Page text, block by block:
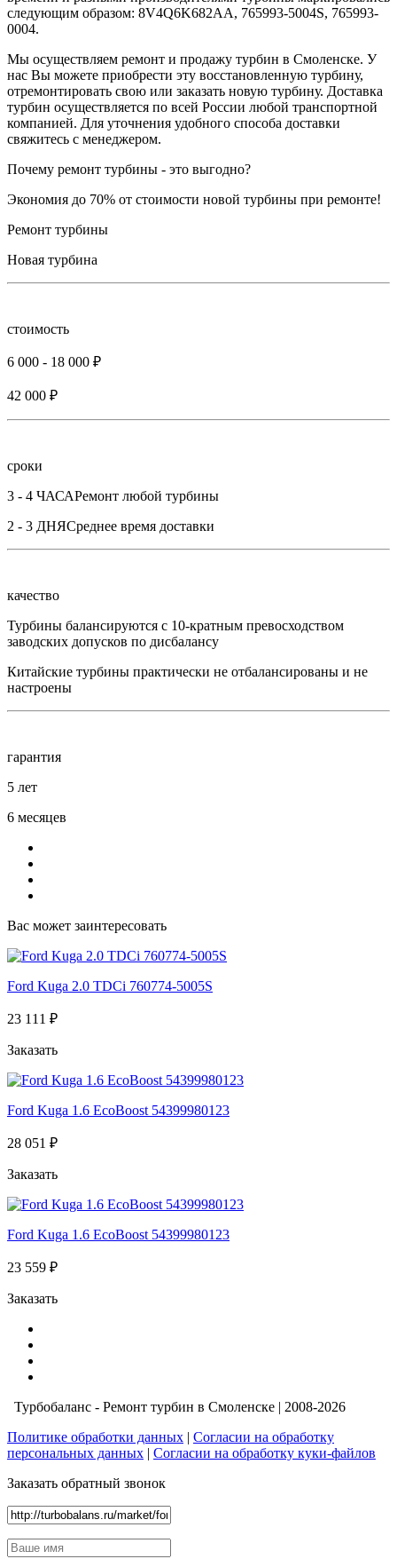
следующим образом: 8V4Q6K682AA, 765993-5004S, 765993-
0004.
Мы осуществляем ремонт и продажу турбин в Смоленске. У
нас Вы можете приобрести эту восстановленную турбину,
отремонтировать свою или заказать новую турбину. Доставка
турбин осуществляется по всей России любой транспортной
компанией. Для уточнения удобного способа доставки
свяжитесь с менеджером.
Почему ремонт турбины - это выгодно?
Экономия до 70% от стоимости новой турбины при ремонте!
Ремонт турбины
Новая турбина
стоимость
6 000 - 18 000 ₽
42 000 ₽
сроки
3 - 4 ЧАСАРемонт любой турбины
2 - 3 ДНЯСреднее время доставки
качество
Турбины балансируются с 10-кратным превосходством
заводских допусков по дисбалансу
Китайские турбины практически не отбалансированы и не
настроены
гарантия
5 лет
6 месяцев
Вас может заинтересовать
Ford Kuga 2.0 TDCi 760774-5005S
23 111 ₽
Заказать
Ford Kuga 1.6 EcoBoost 54399980123
28 051 ₽
Заказать
Ford Kuga 1.6 EcoBoost 54399980123
23 559 ₽
Заказать
Турбобаланс - Ремонт турбин в Смоленске | 2008-2026
Политике обработки данных | Согласии на обработку
персональных данных | Согласии на обработку куки-файлов
Заказать обратный звонок